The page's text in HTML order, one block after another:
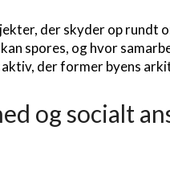
der skyder op rundt
spores, og hvor
der former byens
og socialt